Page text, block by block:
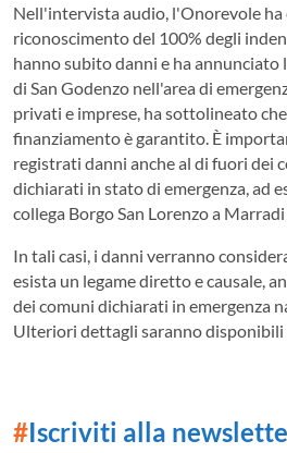
Nell'intervista audio, l'Onorevole ha
riconoscimento del 100% degli
hanno subito danni e ha
di San Godenzo nell'area di
privati e imprese, ha sottolineato
finanziamento è garantito. È
registrati danni anche al di fuori dei
dichiarati in stato di emergenza, ad
collega Borgo San Lorenzo a
In tali casi, i danni verranno
esista un legame diretto e causale,
dei comuni dichiarati in emergenza
Ulteriori dettagli saranno
#Iscriviti alla